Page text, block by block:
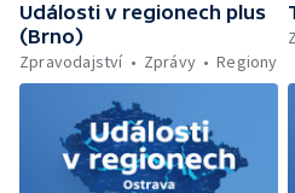
Události v regionech plus
(Brno)
Zpravodajství
Zprávy Regiony